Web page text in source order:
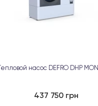
Тепловой насос DEFRO DHP
437 750 грн